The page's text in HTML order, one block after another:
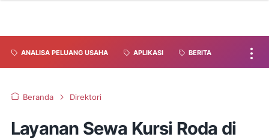
ANALISA PELUANG USAHA APLIKASI BERITA
Beranda Direktori
Layanan Sewa Kursi Roda di